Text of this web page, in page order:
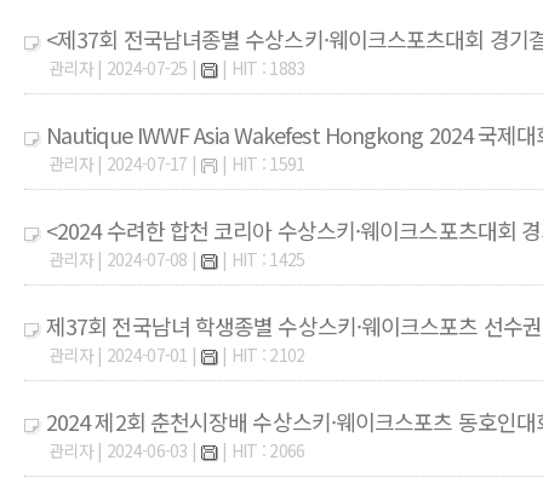
<제37회 전국남녀종별 수상스키·웨이크스포츠대회 경기
관리자 | 2024-07-25 | | HIT : 1883
Nautique IWWF Asia Wakefest Hongkong 2024 국제대
관리자 | 2024-07-17 | | HIT : 1591
<2024 수려한 합천 코리아 수상스키·웨이크스포츠대회
관리자 | 2024-07-08 | | HIT : 1425
제37회 전국남녀 학생종별 수상스키·웨이크스포츠 선수
관리자 | 2024-07-01 | | HIT : 2102
2024 제2회 춘천시장배 수상스키·웨이크스포츠 동호인
관리자 | 2024-06-03 | | HIT : 2066